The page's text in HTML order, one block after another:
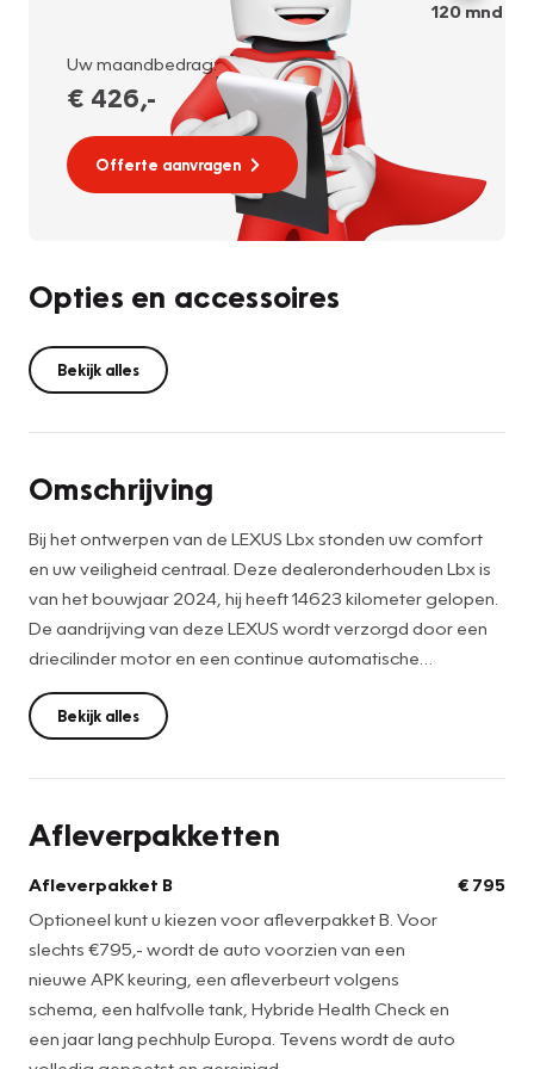
120mnd
Uw maandbedrag:
€ 426,-
Offerte aanvragen
Opties en accessoires
Bekijk alles
Omschrijving
Bij het ontwerpen van de LEXUS Lbx stonden uw comfort
en uw veiligheid centraal. Deze dealeronderhouden Lbx is
van het bouwjaar 2024, hij heeft 14623 kilometer gelopen.
De aandrijving van deze LEXUS wordt verzorgd door een
driecilinder motor en een continue automatische
transmissie. Bestuurder en bijrijder krijgen een warm
welkom: deze LEXUS Lbx is voorzien van verwarmbare
voorstoelen. Een handige voorziening op deze auto is de
donker getint glas achter en bestuurdersstoel met
Onder alle omstandigheden perfect zicht op wat zich
achter de auto afspeelt: de achteruitrijcamera zorgt
ervoor! Met adaptive cruise control houdt deze auto
automatisch afstand tot uw voorligger. De auto is ook
uitgevoerd met 2 zone climate control. De juiste
Bekijk alles
Afleverpakketten
Afleverpakket B
Optioneel kunt u kiezen voor afleverpakket B. Voor
slechts €795,- wordt de auto voorzien van een
nieuwe APK keuring, een afleverbeurt volgens
schema, een halfvolle tank, Hybride Health Check en
een jaar lang pechhulp Europa. Tevens wordt de auto
€ 795